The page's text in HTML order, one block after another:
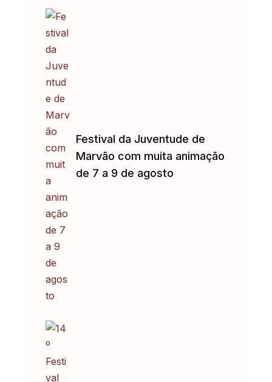
Festival da Juventude de
Marvão com muita animação
de 7 a 9 de agosto